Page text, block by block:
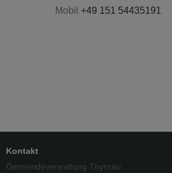
Mobil +49 151 54435191
Kontakt
Gemeindeverwaltung Thyrnau